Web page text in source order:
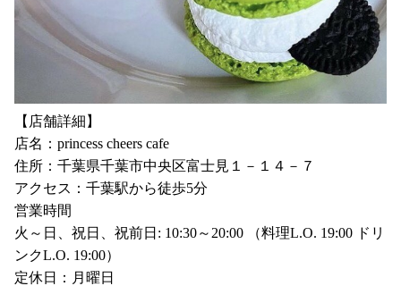
【店舗詳細】
店名：princess cheers cafe
住所：千葉県千葉市中央区富士見１－１４－７
アクセス：千葉駅から徒歩5分
営業時間
火～日、祝日、祝前日: 10:30～20:00 （料理L.O. 19:00 ドリ
ンクL.O. 19:00）
定休日：月曜日